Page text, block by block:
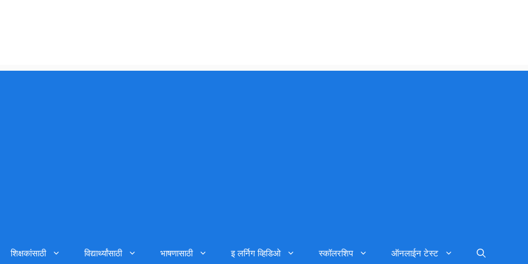
शिक्षकांसाठी विद्यार्थ्यांसाठी भाषणासाठी इ लर्निग व्हिडिओ स्कॉलरशिप ऑनलाईन टेस्ट